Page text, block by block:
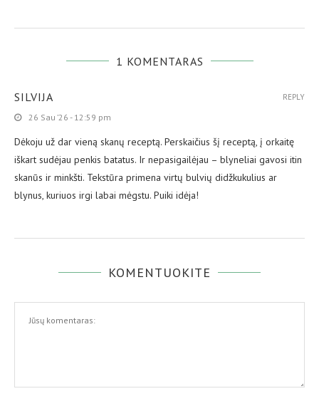
1 KOMENTARAS
SILVIJA
26 Sau ’26 - 12:59 pm
Dėkoju už dar vieną skanų receptą. Perskaičius šį receptą, į orkaitę
iškart sudėjau penkis batatus. Ir nepasigailėjau – blyneliai gavosi itin
skanūs ir minkšti. Tekstūra primena virtų bulvių didžkukulius ar
blynus, kuriuos irgi labai mėgstu. Puiki idėja!
REPLY
KOMENTUOKITE